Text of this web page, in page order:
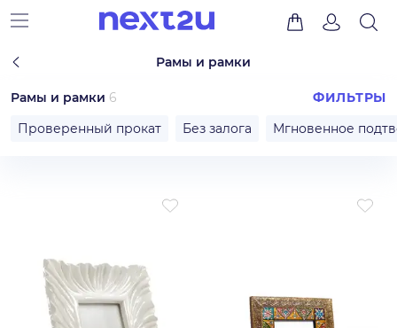
Рамы и рамки
Рамы и рамки 6
ФИЛЬТРЫ
Проверенный прокат
Без залога Мгновенное